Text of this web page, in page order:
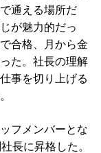
通える場所だ
が魅力的だっ
合格、月から金
た。社長の理解
事を切り上げる
フメンバーとな
長に昇格した。